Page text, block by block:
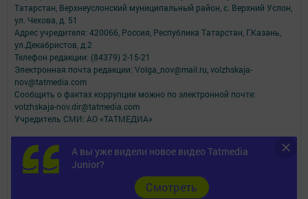
А вы уже видели новое видео Tatmedia
Junior?
Cмотреть
Татарстан, Верхнеуслонский муниципальный район, с. Верхний Услон,
ул. Чехова, д. 51
Адрес учредителя: 420066, Россия, Республика Татарстан, Г.Казань,
ул.Декабристов, д.2
Телефон редакции: (84379) 2-15-21
Электронная почта редакции: Volga_nov@mail.ru, volzhskaja-
nov@tatmedia.com
Сообщить о фактах коррупции можно по электронной почте:
volzhskaja-nov.dir@tatmedia.com
Учредитель СМИ: АО «ТАТМЕДИА»
Антикоррупционная политика
АО «ТАТМЕДИА» использует «cookie»для персонализации сервисов и
удобства пользователей сайтом.
Использование «cookie» можно отменить в настройках браузера.
Политика конфиденциальности